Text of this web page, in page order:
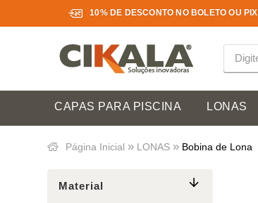
10% DE DESCONTO NO BOLETO OU PIX
CAPAS PARA PISCINA LONAS
Página Inicial » LONAS » Bobina de Lona
Material